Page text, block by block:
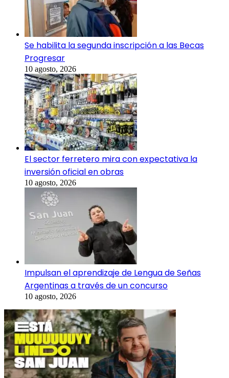
Se habilita la segunda inscripción a las Becas
Progresar
10 agosto, 2026
El sector ferretero mira con expectativa la
inversión oficial en obras
10 agosto, 2026
Impulsan el aprendizaje de Lengua de Señas
Argentinas a través de un concurso
10 agosto, 2026